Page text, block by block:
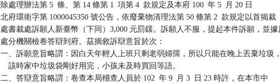
除處理辦法第 5  條、第 14 條第 1  項第 4  款規定及本府 100  年 5  月 20 日
北府環衛字第 1000045350 號公告，依廢棄物清理法第 50 條第 2  款規定以首揭裁
處書裁處訴願人新臺幣（下同）3,000 元罰鍰。訴願人不服，提起本件訴願，並據
處分機關檢卷答辯到府。茲摘敘訴辯意旨於次：
一、訴願意旨略謂：因白天年輕人上班只剩老弱婦孺，所以只能在晚上丟棄垃圾
    該時家中垃圾袋剛好用完，小孩未及時買回等語。
二、答辯意旨略謂：卷查本局稽查人員於 102  年 9  月 3  日 23 時許，在本市中